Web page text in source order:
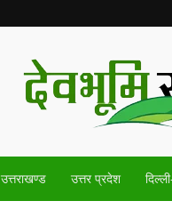
Devbhoomisamvad.com
उत्तराखण्ड उत्तर प्रदेश